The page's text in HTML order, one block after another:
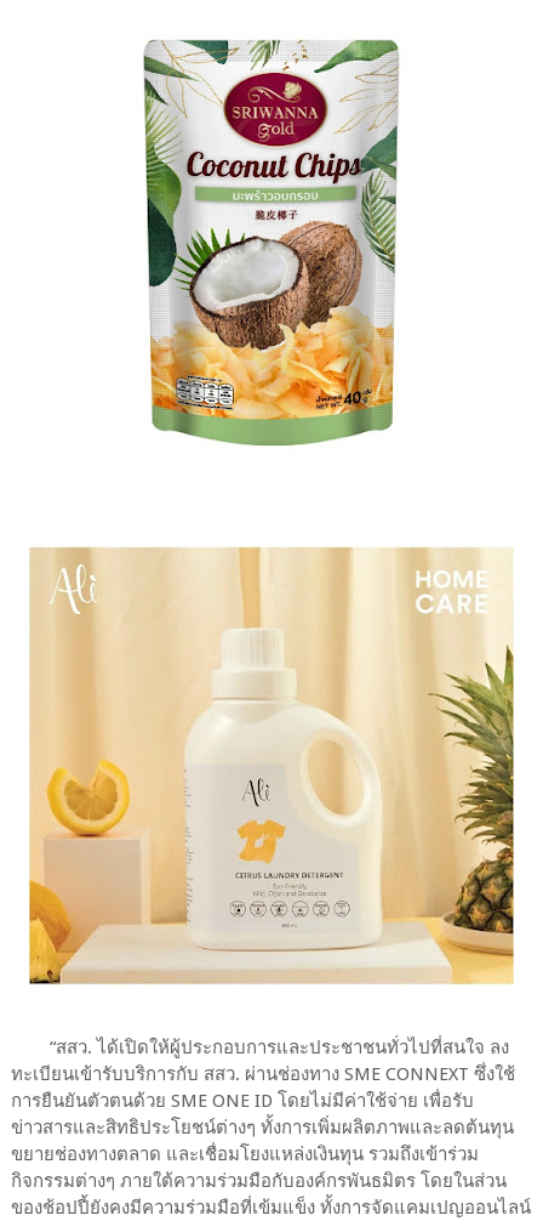
“สสว. ได้เปิดให้ผู้ประกอบการและประชาชนทั่วไปที่สนใจ ลง
ทะเบียนเข้ารับบริการกับ สสว. ผ่านช่องทาง SME CONNEXT ซึ่งใช้
การยืนยันตัวตนด้วย SME ONE ID โดยไม่มีค่าใช้จ่าย เพื่อรับ
ข่าวสารและสิทธิประโยชน์ต่างๆ ทั้งการเพิ่มผลิตภาพและลดต้นทุน
ขยายช่องทางตลาด และเชื่อมโยงแหล่งเงินทุน รวมถึงเข้าร่วม
กิจกรรมต่างๆ ภายใต้ความร่วมมือกับองค์กรพันธมิตร โดยในส่วน
ของช้อปปี้ยังคงมีความร่วมมือที่เข้มแข็ง ทั้งการจัดแคมเปญออนไลน์